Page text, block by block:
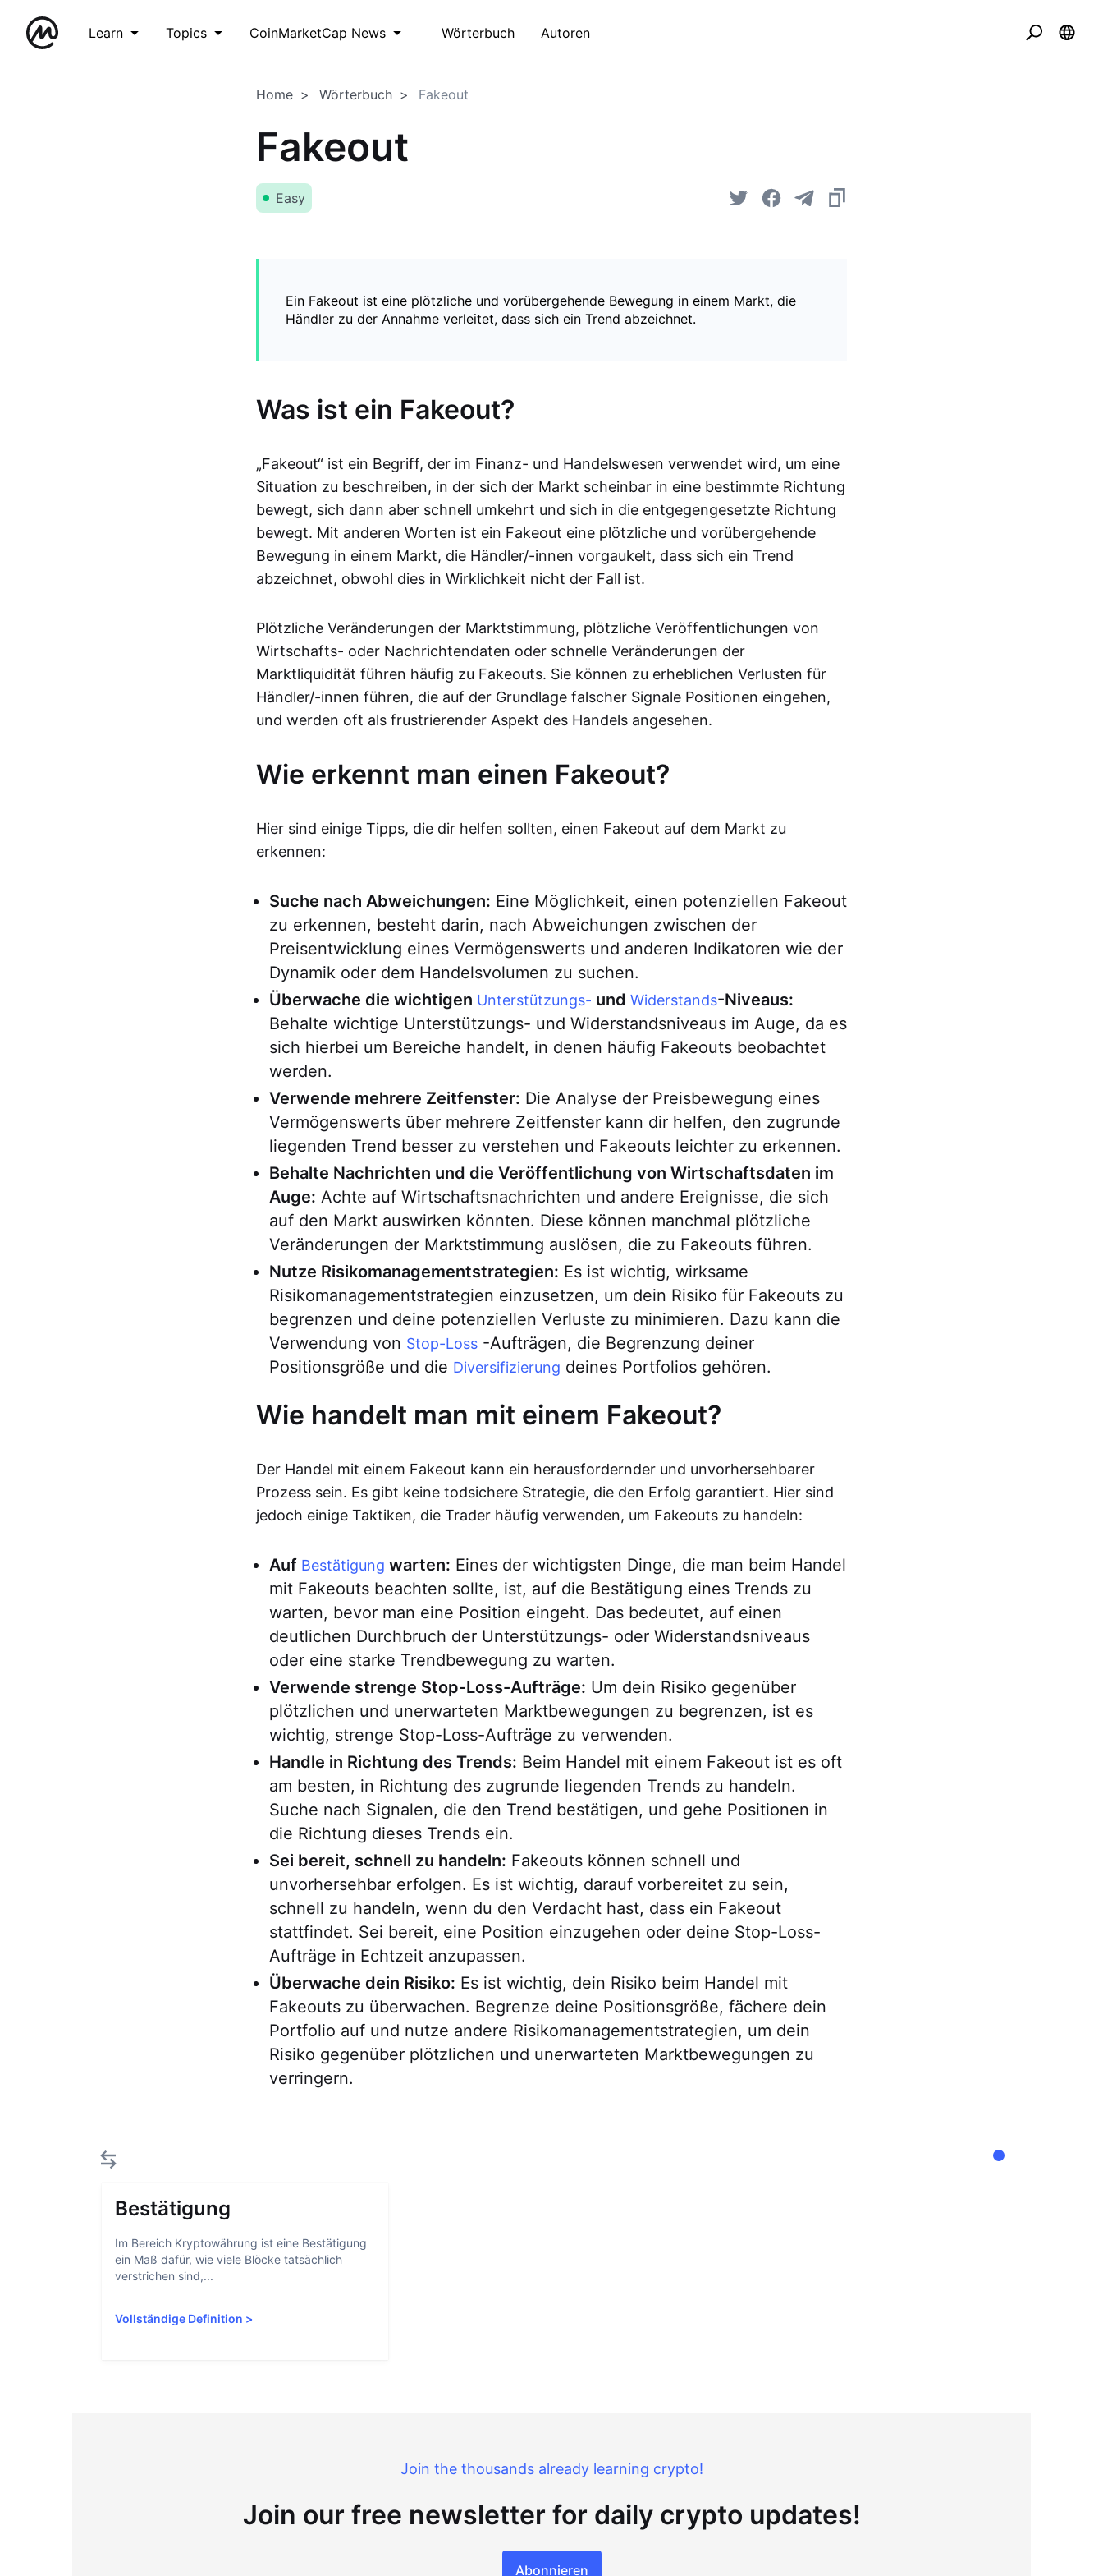
Learn Topics CoinMarketCap News Wörterbuch Autoren
Home Wörterbuch Fakeout
Fakeout
Easy
Ein Fakeout ist eine plötzliche und vorübergehende Bewegung in einem Markt, die
Händler zu der Annahme verleitet, dass sich ein Trend abzeichnet.
Was ist ein Fakeout?
„Fakeout“ ist ein Begriff, der im Finanz- und Handelswesen verwendet wird, um eine
Situation zu beschreiben, in der sich der Markt scheinbar in eine bestimmte Richtung
bewegt, sich dann aber schnell umkehrt und sich in die entgegengesetzte Richtung
bewegt. Mit anderen Worten ist ein Fakeout eine plötzliche und vorübergehende
Bewegung in einem Markt, die Händler/-innen vorgaukelt, dass sich ein Trend
abzeichnet, obwohl dies in Wirklichkeit nicht der Fall ist.
Plötzliche Veränderungen der Marktstimmung, plötzliche Veröffentlichungen von
Wirtschafts- oder Nachrichtendaten oder schnelle Veränderungen der
Marktliquidität führen häufig zu Fakeouts. Sie können zu erheblichen Verlusten für
Händler/-innen führen, die auf der Grundlage falscher Signale Positionen eingehen,
und werden oft als frustrierender Aspekt des Handels angesehen.
Wie erkennt man einen Fakeout?
Hier sind einige Tipps, die dir helfen sollten, einen Fakeout auf dem Markt zu
erkennen:
Suche nach Abweichungen: Eine Möglichkeit, einen potenziellen Fakeout
zu erkennen, besteht darin, nach Abweichungen zwischen der
Preisentwicklung eines Vermögenswerts und anderen Indikatoren wie der
Dynamik oder dem Handelsvolumen zu suchen.
Überwache die wichtigen Unterstützungs- und Widerstands-Niveaus:
Behalte wichtige Unterstützungs- und Widerstandsniveaus im Auge, da es
sich hierbei um Bereiche handelt, in denen häufig Fakeouts beobachtet
werden.
Verwende mehrere Zeitfenster: Die Analyse der Preisbewegung eines
Vermögenswerts über mehrere Zeitfenster kann dir helfen, den zugrunde
liegenden Trend besser zu verstehen und Fakeouts leichter zu erkennen.
Behalte Nachrichten und die Veröffentlichung von Wirtschaftsdaten im
Auge: Achte auf Wirtschaftsnachrichten und andere Ereignisse, die sich
auf den Markt auswirken könnten. Diese können manchmal plötzliche
Veränderungen der Marktstimmung auslösen, die zu Fakeouts führen.
Nutze Risikomanagementstrategien: Es ist wichtig, wirksame
Risikomanagementstrategien einzusetzen, um dein Risiko für Fakeouts zu
begrenzen und deine potenziellen Verluste zu minimieren. Dazu kann die
Verwendung von Stop-Loss -Aufträgen, die Begrenzung deiner
Positionsgröße und die Diversifizierung deines Portfolios gehören.
Wie handelt man mit einem Fakeout?
Der Handel mit einem Fakeout kann ein herausfordernder und unvorhersehbarer
Prozess sein. Es gibt keine todsichere Strategie, die den Erfolg garantiert. Hier sind
jedoch einige Taktiken, die Trader häufig verwenden, um Fakeouts zu handeln:
Auf Bestätigung warten: Eines der wichtigsten Dinge, die man beim Handel
mit Fakeouts beachten sollte, ist, auf die Bestätigung eines Trends zu
warten, bevor man eine Position eingeht. Das bedeutet, auf einen
deutlichen Durchbruch der Unterstützungs- oder Widerstandsniveaus
oder eine starke Trendbewegung zu warten.
Verwende strenge Stop-Loss-Aufträge: Um dein Risiko gegenüber
plötzlichen und unerwarteten Marktbewegungen zu begrenzen, ist es
wichtig, strenge Stop-Loss-Aufträge zu verwenden.
Handle in Richtung des Trends: Beim Handel mit einem Fakeout ist es oft
am besten, in Richtung des zugrunde liegenden Trends zu handeln.
Suche nach Signalen, die den Trend bestätigen, und gehe Positionen in
die Richtung dieses Trends ein.
Sei bereit, schnell zu handeln: Fakeouts können schnell und
unvorhersehbar erfolgen. Es ist wichtig, darauf vorbereitet zu sein,
schnell zu handeln, wenn du den Verdacht hast, dass ein Fakeout
stattfindet. Sei bereit, eine Position einzugehen oder deine Stop-Loss-
Aufträge in Echtzeit anzupassen.
Überwache dein Risiko: Es ist wichtig, dein Risiko beim Handel mit
Fakeouts zu überwachen. Begrenze deine Positionsgröße, fächere dein
Portfolio auf und nutze andere Risikomanagementstrategien, um dein
Risiko gegenüber plötzlichen und unerwarteten Marktbewegungen zu
verringern.
Bestätigung
Im Bereich Kryptowährung ist eine Bestätigung
ein Maß dafür, wie viele Blöcke tatsächlich
verstrichen sind,...
Vollständige Definition >
Join the thousands already learning crypto!
Join our free newsletter for daily crypto updates!
Abonnieren